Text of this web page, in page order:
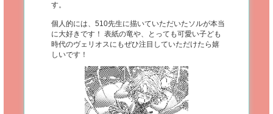
す。
個人的には、510先生に描いていただいたソルが本当
に大好きです！ 表紙の竜や、とっても可愛い子ども
時代のヴェリオスにもぜひ注目していただけたら嬉
しいです！